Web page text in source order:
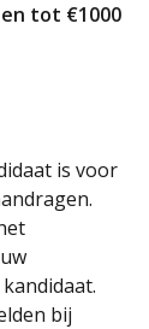
tot €1000
is voor
bij